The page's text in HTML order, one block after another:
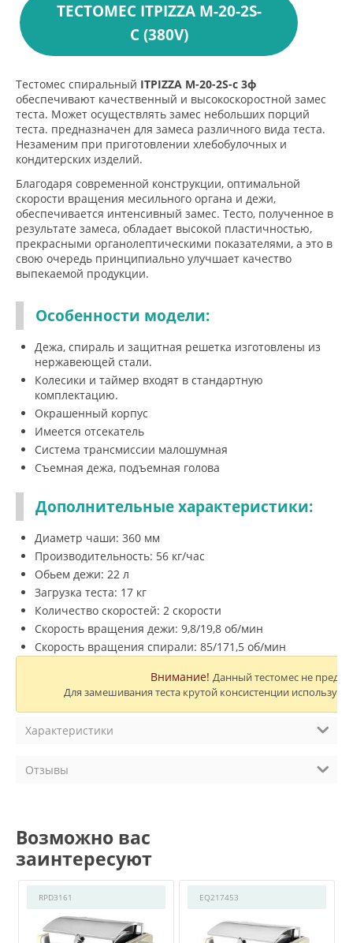
ТЕСТОМЕС ITPIZZA M-20-2S-
С (380V)
Тестомес спиральный ITPIZZA M-20-2S-с 3ф
обеспечивают качественный и высокоскоростной замес
теста. Может осуществлять замес небольших порций
теста. предназначен для замеса различного вида теста.
Незаменим при приготовлении хлебобулочных и
кондитерских изделий.
Благодаря современной конструкции, оптимальной
скорости вращения месильного органа и дежи,
обеспечивается интенсивный замес. Тесто, полученное в
результате замеса, обладает высокой пластичностью,
прекрасными органолептическими показателями, а это в
свою очередь принципиально улучшает качество
выпекаемой продукции.
Особенности модели:
Дежа, спираль и защитная решетка изготовлены из
нержавеющей стали.
Колесики и таймер входят в стандартную
комплектацию.
Окрашенный корпус
Имеется отсекатель
Система трансмиссии малошумная
Съемная дежа, подъемная голова
Дополнительные характеристики:
Диаметр чаши: 360 мм
Производительность: 56 кг/час
Обьем дежи: 22 л
Загрузка теста: 17 кг
Количество скоростей: 2 скорости
Скорость вращения дежи: 9,8/19,8 об/мин
Скорость вращения спирали: 85/171,5 об/мин
Внимание! Данный тестомес не
Для замешивания теста крутой консистенции
Характеристики
Отзывы
Возможно вас
заинтересуют
RPD3161 EQ217453